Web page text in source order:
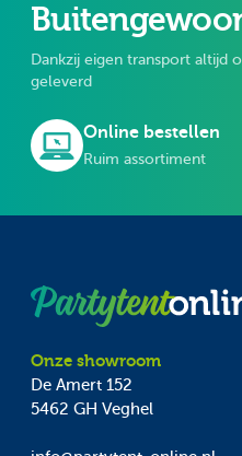
Dankzij eigen transport altijd
geleverd
Online bestellen
Ruim assortiment
Onze showroom
De Amert 152
5462 GH Veghel